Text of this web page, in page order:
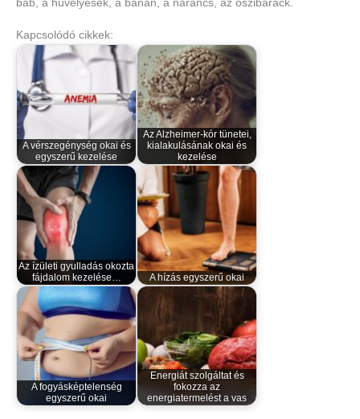
bab, a hüvelyesek, a banán, a narancs, az őszibarack.
Kapcsolódó cikkek:
A vérszegénység okai és
egyszerű kezelése
Az Alzheimer-kór tünetei,
kialakulásának okai és
kezelése
Az ízületi gyulladás okozta
fájdalom kezelése…
A hízás egyszerű okai
A fogyásképtelenség
egyszerű okai
Energiát szolgáltat és
fokozza az
energiatermelést a vas